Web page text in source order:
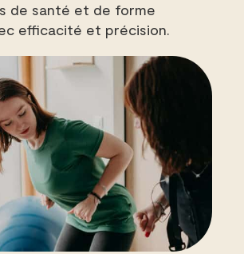
de santé et de forme
efficacité et précision.